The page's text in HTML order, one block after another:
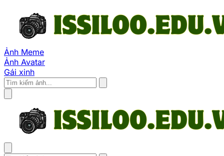
Ảnh Meme
Ảnh Avatar
Gái xinh